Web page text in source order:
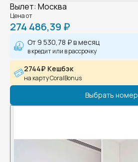
Вылет: Москва
Цена от
274 486,39 ₽
От 9 530,78 ₽в месяц
в кредит или в рассрочку
2744₽ Кешбэк
на карту CoralBonus
Выбрать номер